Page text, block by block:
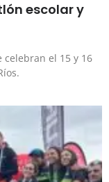
escolar y
celebran el 15 y 16